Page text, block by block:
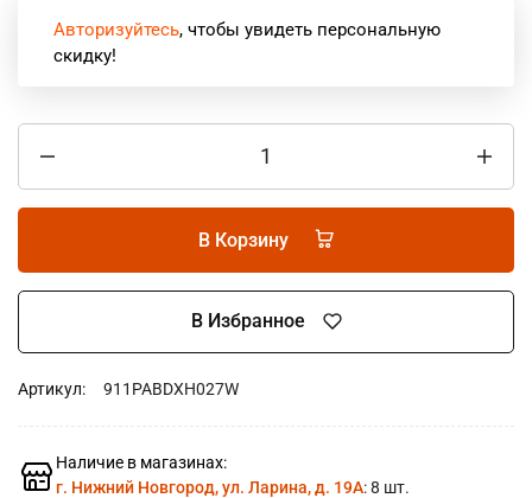
Авторизуйтесь, чтобы увидеть персональную
скидку!
В Корзину
В Избранное
Артикул: 911PABDXH027W
Наличие в магазинах:
г. Нижний Новгород, ул. Ларина, д. 19А: 8 шт.